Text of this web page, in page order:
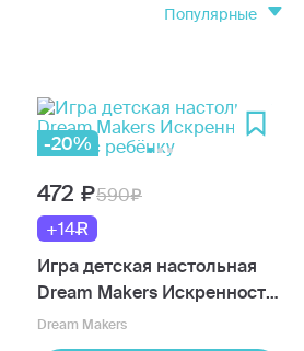
популярные
-20%
472
590
+14
Игра детская настольная
Dream Makers Искренность.
Вопрос ребёнку
Dream Makers